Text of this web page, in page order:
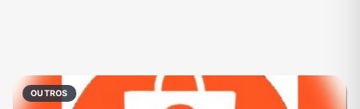
Moda e Beleza Música Namoro Negócios & Empreendedorismo
OUTROS